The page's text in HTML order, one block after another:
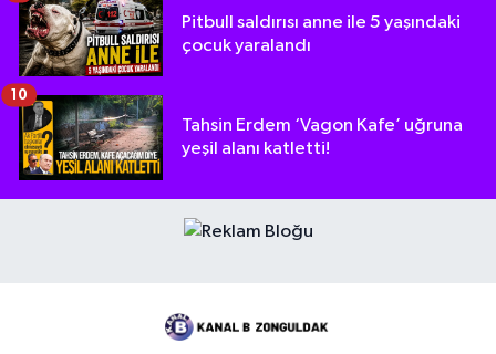
Pitbull saldırısı anne ile 5 yaşındaki
çocuk yaralandı
Tahsin Erdem ‘Vagon Kafe’ uğruna
yeşil alanı katletti!
10